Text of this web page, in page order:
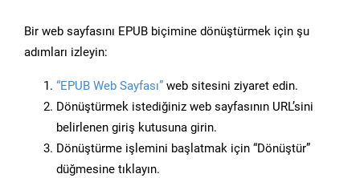
Bir web sayfasını EPUB biçimine dönüştürmek için şu
adımları izleyin:
“EPUB Web Sayfası” web sitesini ziyaret edin.
Dönüştürmek istediğiniz web sayfasının URL’sini
belirlenen giriş kutusuna girin.
Dönüştürme işlemini başlatmak için “Dönüştür”
düğmesine tıklayın.